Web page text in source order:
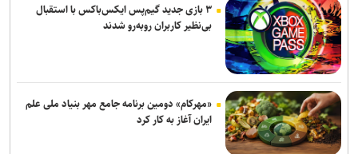
۳ بازی جدید گیم‌پس ایکس‌باکس با استقبال
بی‌نظیر کاربران روبه‌رو شدند
«مهرکام» دومین برنامه جامع مهر بنیاد ملی علم
ایران آغاز به کار کرد